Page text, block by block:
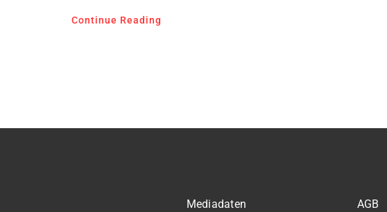
Continue Reading
Mediadaten AGB